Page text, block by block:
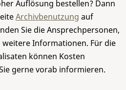
Auflösung bestellen? Dann
Archivbenutzung auf
Sie die Ansprechpersonen,
Informationen. Für die
können Kosten
gerne vorab informieren.